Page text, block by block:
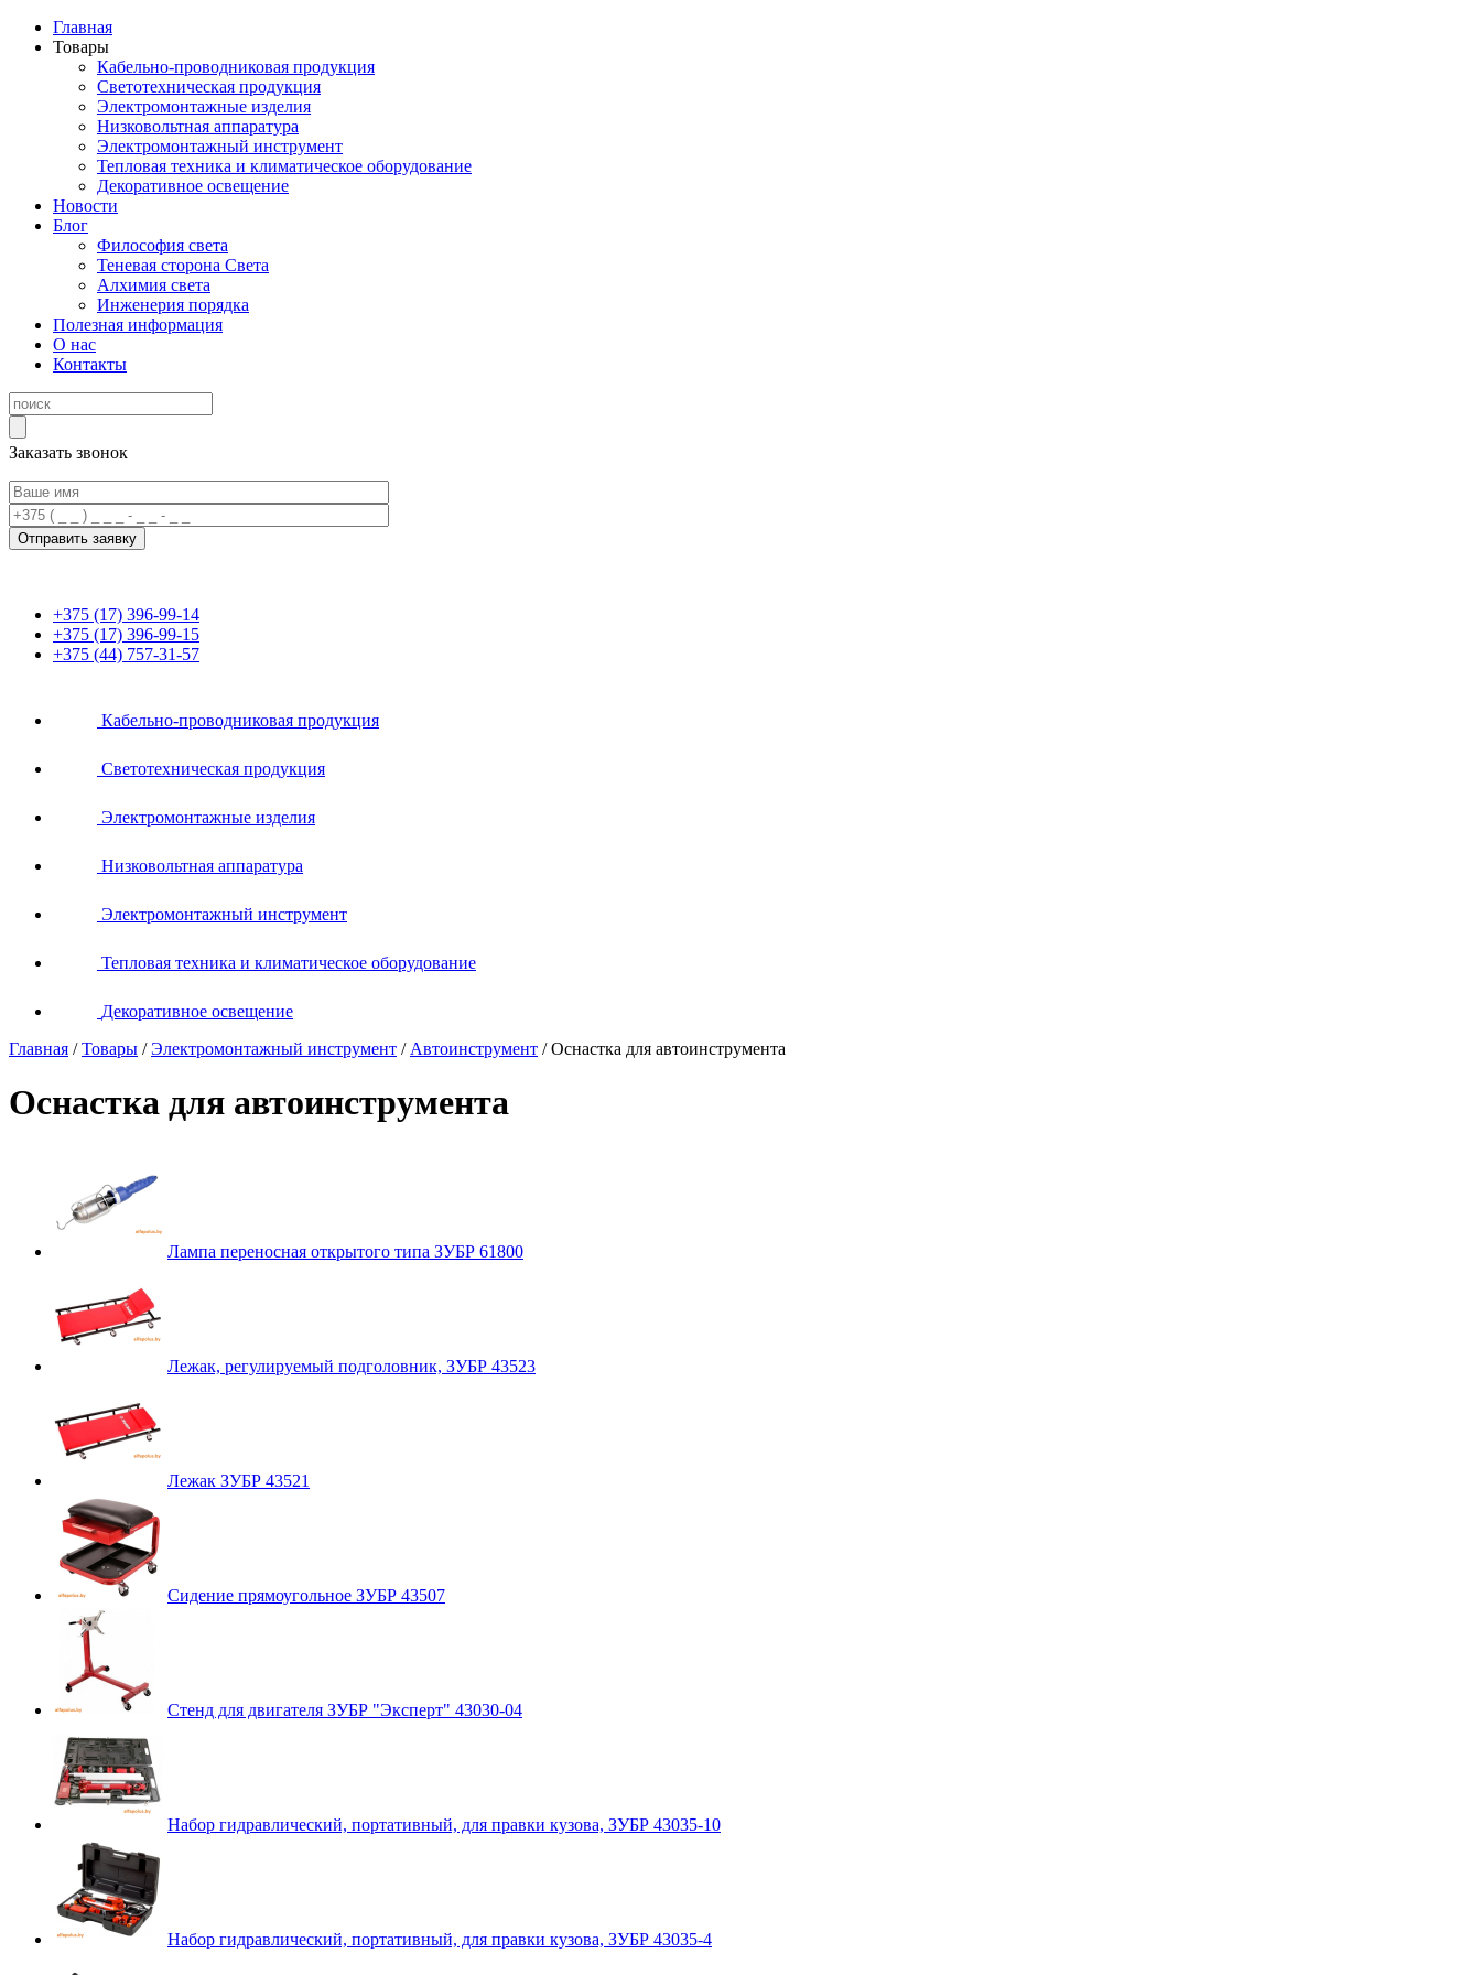
Главная
Товары
Кабельно-проводниковая продукция
Светотехническая продукция
Электромонтажные изделия
Низковольтная аппаратура
Электромонтажный инструмент
Тепловая техника и климатическое оборудование
Декоративное освещение
Новости
Блог
Философия света
Теневая сторона Света
Алхимия света
Инженерия порядка
Полезная информация
О нас
Контакты
Заказать звонок
+375 (17) 396-99-14
+375 (17) 396-99-15
+375 (44) 757-31-57
Кабельно-проводниковая продукция
Светотехническая продукция
Электромонтажные изделия
Низковольтная аппаратура
Электромонтажный инструмент
Тепловая техника и климатическое оборудование
Декоративное освещение
Главная /Товары /Электромонтажный инструмент / Автоинструмент /Оснастка для автоинструмента
Оснастка для автоинструмента
Лампа переносная открытого типа ЗУБР 61800
Лежак, регулируемый подголовник, ЗУБР 43523
Лежак ЗУБР 43521
Сидение прямоугольное ЗУБР 43507
Стенд для двигателя ЗУБР "Эксперт" 43030-04
Набор гидравлический, портативный, для правки кузова, ЗУБР 43035-10
Набор гидравлический, портативный, для правки кузова, ЗУБР 43035-4